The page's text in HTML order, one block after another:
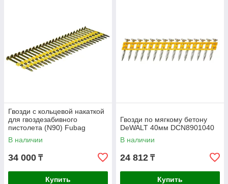
Гвозди с кольцевой накаткой
для гвоздезабивного
пистолета (N90) Fubag
3.05х50мм 3000шт. 140151
В наличии
34 000 ₸
Купить
Гвозди по мягкому бетону
DeWALT 40мм DCN8901040
В наличии
24 812 ₸
Купить